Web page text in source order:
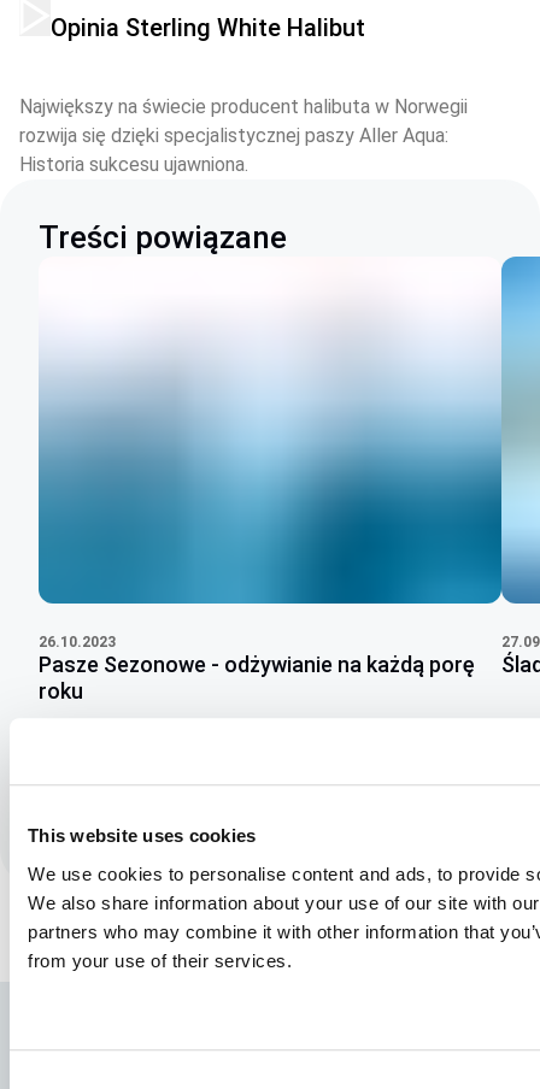
This website uses cookies
We use cookies to personalise content and ads, to provide
We also share information about your use of our site with
partners who may combine it with other information that
from your use of their services.
Opinia Sterling White Halibut
Największy na świecie producent halibuta w Norwegii
rozwija się dzięki specjalistycznej paszy Aller Aqua:
Historia sukcesu ujawniona.
Treści powiązane
26.10.2023
Pasze Sezonowe - odżywianie na każdą porę
roku
Wiedzą